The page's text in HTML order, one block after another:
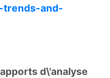
trends-and-
d\'analyse